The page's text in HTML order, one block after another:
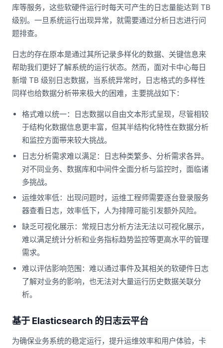
库等服务，这些软硬件运行时每天可产生的日志量能达到 TB
级别。一旦系统运行出现异常，就需要通过分析日志进行问
题排查。
日志的存在原本是通过其所记录多样化的数据、关键信息来
帮助我们更好了解系统的运行状态。然而，面对卡中心每日
新增 TB 级别日志数据，当系统异常时，日志格式的多样性
同样也给数据分析带来极大的困难，主要挑战如下：
格式难以统一：日志数据以自由文本形式呈现，尽管相较
于结构化数据信息更丰富，但其半结构化特性在数据分析
和监控方面带来较大挑战。
日志分析需求难以满足：日志种类繁多、分析需求各异。
对不同业务、数据库和中间件全面分析与监控时，面临诸
多挑战。
运维效率低：出现问题时，运维工程师需要逐台登录服务
器查看日志，效率低下，人为排障可能引发额外风险。
缺乏可视化展示：常规日志分析方法无法以可视化展示，
难以满足统计分析和业务指标趋势监控等更高水平的管理
需求。
难以评估影响范围：难以通过事件及其相关的软硬件日志
了解对业务的影响，也无法对大量运行历史数据关联分
析。
基于 Elasticsearch 的日志云平台
为确保业务系统的稳定运行，提升运维效率和用户体验，卡